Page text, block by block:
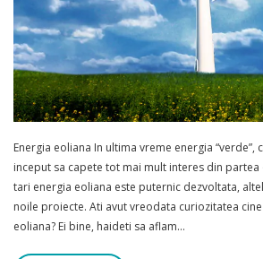
Energia eoliana In ultima vreme energia “verde”,
inceput sa capete tot mai mult interes din
tari energia eoliana este puternic dezvoltata,
noile proiecte. Ati avut vreodata curiozitatea
eoliana? Ei bine, haideti sa aflam…